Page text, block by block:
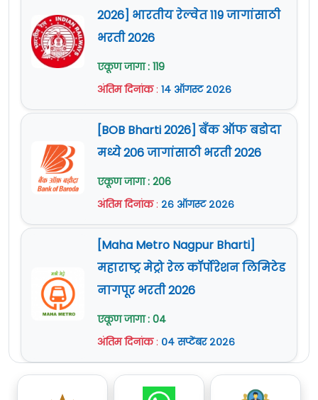
2026] भारतीय रेल्वेत 119 जागांसाठी
भरती 2026
एकूण जागा : 119
अंतिम दिनांक: १४ ऑगस्ट २०२६
[BOB Bharti 2026] बँक ऑफ बडोदा
मध्ये 206 जागांसाठी भरती 2026
एकूण जागा : 206
अंतिम दिनांक: २६ ऑगस्ट २०२६
[Maha Metro Nagpur Bharti]
महाराष्ट्र मेट्रो रेल कॉर्पोरेशन लिमिटेड
नागपूर भरती 2026
एकूण जागा : 04
अंतिम दिनांक: ०४ सप्टेंबर २०२६